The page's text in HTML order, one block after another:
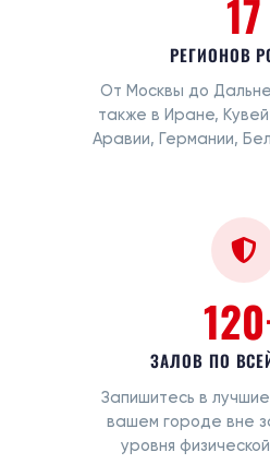
17
РЕГИОНОВ
От Москвы до
также в Иране,
Аравии, Германии,
ЗАЛОВ ПО
Запишитесь в
вашем городе вне
уровня